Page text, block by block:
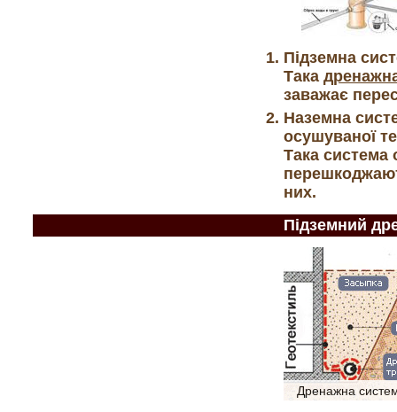
Підземна
Така
заважає
Наземна
осушуваної
Така система
них.
Підземний
Дренажна